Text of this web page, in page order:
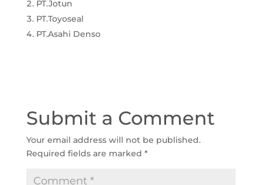
PT.Jotun
PT.Toyoseal
PT.Asahi Denso
Submit a Comment
Your email address will not be published.
Required fields are marked *